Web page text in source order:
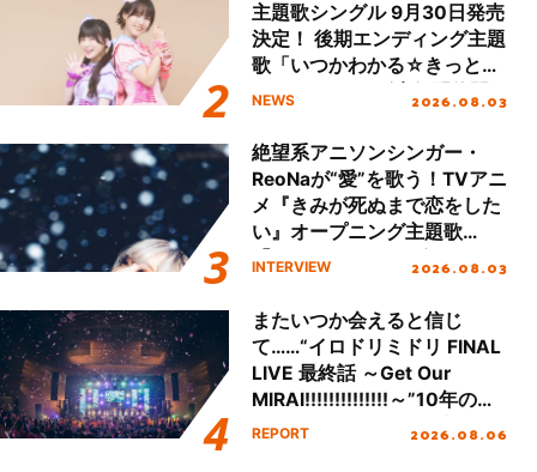
主題歌シングル 9月30日発売
決定！ 後期エンディング主題
歌「いつかわかる☆きっとあ
える」TVサイズ先行配信開
NEWS 2026.08.03
絶望系アニソンシンガー・
ReoNaが“愛”を歌う！TVアニ
メ『きみが死ぬまで恋をした
い』オープニング主題歌
「Amore」インタビュー
INTERVIEW 2026.08.03
またいつか会えると信じ
て……“イロドリミドリ FINAL
LIVE 最終話 ～Get Our
MIRAI!!!!!!!!!!!!!!～”10年の活
動を経てファイナルを迎える
REPORT 2026.08.06